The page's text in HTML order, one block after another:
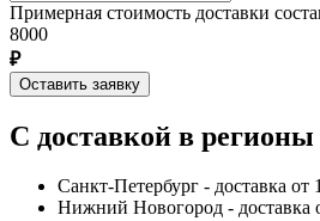
Примерная стоимость доставки
8000
₽
Оставить заявку
С доставкой в регионы
Санкт-Петербург - доставка от
Нижний Новогород - доставка